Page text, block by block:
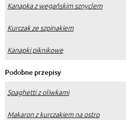
Kanapka z wegańskim sznyclem
Kurczak ze szpinakiem
Kanapki piknikowe
Podobne przepisy
Spaghetti z oliwkami
Makaron z kurczakiem na ostro